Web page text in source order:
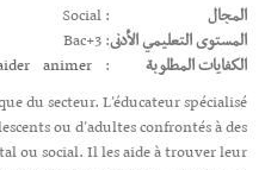
المجال
: Social
المستوى التعليمي الأدنى: Bac+3
الكفايات المطلوبة
:
animer.
du secteur. L’éducateur spécialisé
ou d’adultes confrontés à des
ou social. Il les aide à trouver leur